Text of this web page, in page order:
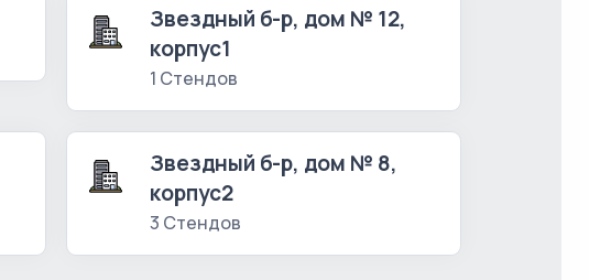
Звездный б-р, дом № 12,
корпус1
1 Стендов
Звездный б-р, дом № 8,
корпус2
3 Стендов